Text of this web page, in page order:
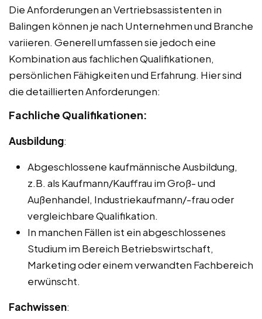
Die Anforderungen an Vertriebsassistenten in
Balingen können je nach Unternehmen und Branche
variieren. Generell umfassen sie jedoch eine
Kombination aus fachlichen Qualifikationen,
persönlichen Fähigkeiten und Erfahrung. Hier sind
die detaillierten Anforderungen:
Fachliche Qualifikationen:
Ausbildung:
Abgeschlossene kaufmännische Ausbildung,
z.B. als Kaufmann/Kauffrau im Groß- und
Außenhandel, Industriekaufmann/-frau oder
vergleichbare Qualifikation.
In manchen Fällen ist ein abgeschlossenes
Studium im Bereich Betriebswirtschaft,
Marketing oder einem verwandten Fachbereich
erwünscht.
Fachwissen: